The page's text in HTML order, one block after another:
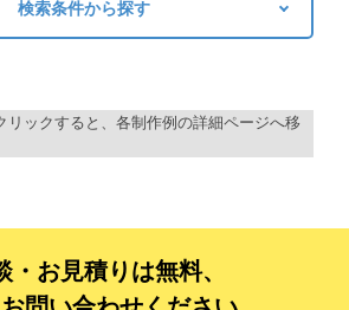
検索条件から探す
す
コース
コース
リックすると、各制作例の詳細ページへ移
・お見積りは無料、